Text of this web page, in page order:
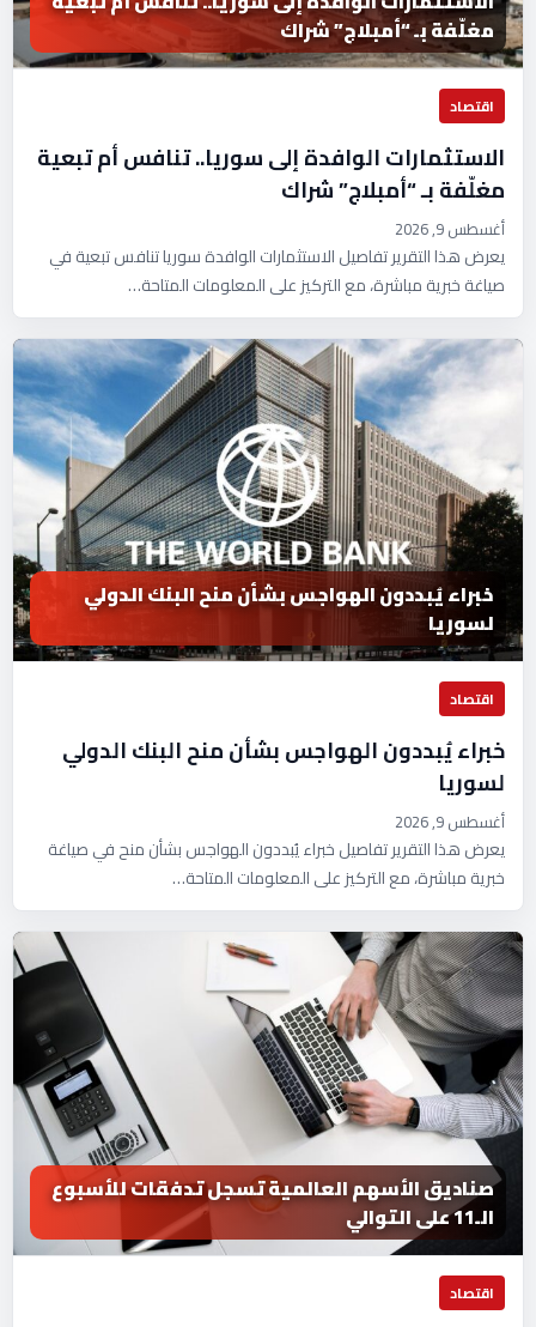
مغلّفة بـ “أمبلاج” شراك
اقتصاد
الاستثمارات الوافدة إلى سوريا.. تنافس أم تبعية
مغلّفة بـ “أمبلاج” شراك
أغسطس 9, 2026
يعرض هذا التقرير تفاصيل الاستثمارات الوافدة سوريا تنافس تبعية في
صياغة خبرية مباشرة، مع التركيز على المعلومات المتاحة…
خبراء يُبددون الهواجس بشأن منح البنك الدولي
لسوريا
اقتصاد
خبراء يُبددون الهواجس بشأن منح البنك الدولي
لسوريا
أغسطس 9, 2026
يعرض هذا التقرير تفاصيل خبراء يُبددون الهواجس بشأن منح في صياغة
خبرية مباشرة، مع التركيز على المعلومات المتاحة…
صناديق الأسهم العالمية تسجل تدفقات للأسبوع
الـ11 على التوالي
اقتصاد